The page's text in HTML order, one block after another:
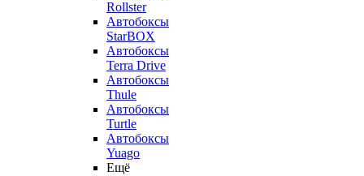
Rollster
Автобоксы
StarBOX
Автобоксы
Terra Drive
Автобоксы
Thule
Автобоксы
Turtle
Автобоксы
Yuago
Ещё